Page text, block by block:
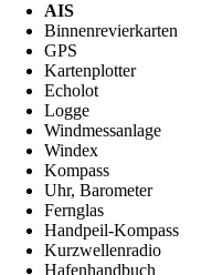
AIS
Binnenrevierkarten
GPS
Kartenplotter
Echolot
Logge
Windmessanlage
Windex
Kompass
Uhr, Barometer
Fernglas
Handpeil-Kompass
Kurzwellenradio
Hafenhandbuch